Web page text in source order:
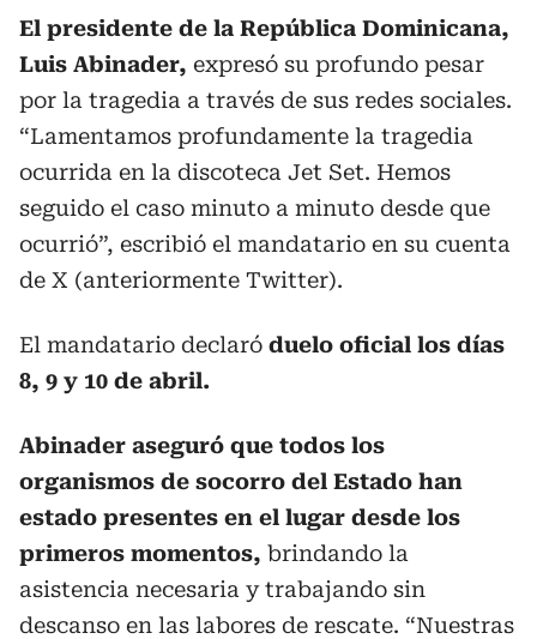
El presidente de la República Dominicana,
Luis Abinader, expresó su profundo pesar
por la tragedia a través de sus redes sociales.
“Lamentamos profundamente la tragedia
ocurrida en la discoteca Jet Set. Hemos
seguido el caso minuto a minuto desde que
ocurrió”, escribió el mandatario en su cuenta
de X (anteriormente Twitter).
El mandatario declaró duelo oficial los días
8, 9 y 10 de abril.
Abinader aseguró que todos los
organismos de socorro del Estado han
estado presentes en el lugar desde los
primeros momentos, brindando la
asistencia necesaria y trabajando sin
descanso en las labores de rescate. “Nuestras